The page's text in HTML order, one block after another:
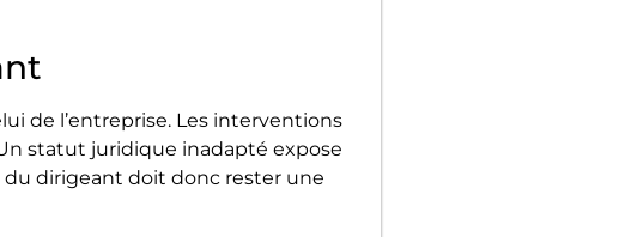
de l’entreprise. Les interventions
statut juridique inadapté expose
du dirigeant doit donc rester une